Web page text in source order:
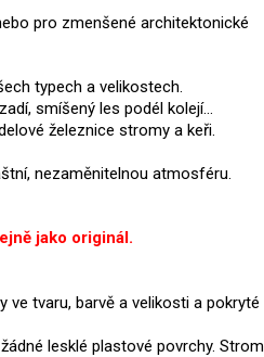
pro zmenšené architektonické
typech a velikostech.
smíšený les podél kolejí...
železnice stromy a keři.
nezaměnitelnou atmosféru.
jako originál.
tvaru, barvě a velikosti a pokryté
lesklé plastové povrchy. Strom